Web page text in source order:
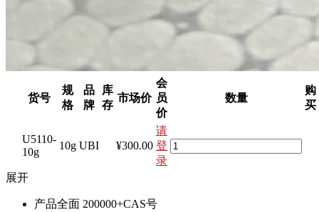
货号
规
格
品
牌
库
存
市场价
会
员
价
数量
购
买
U5110-
10g
10g UBI ¥300.00
请
登
录
展开
产品全面 200000+CAS号